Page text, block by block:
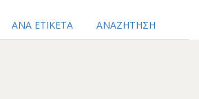
ΑΝΑ ΕΤΙΚΕΤΑ ΑΝΑΖΗΤΗΣΗ